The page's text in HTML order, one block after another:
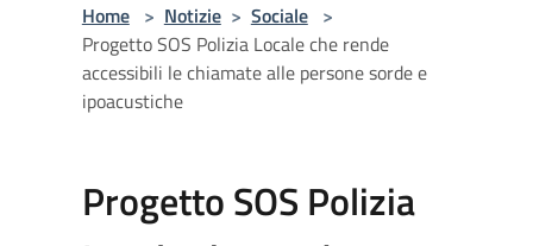
Home > Notizie > Sociale >
Progetto SOS Polizia Locale che rende
accessibili le chiamate alle persone sorde e
ipoacustiche
Progetto SOS Polizia